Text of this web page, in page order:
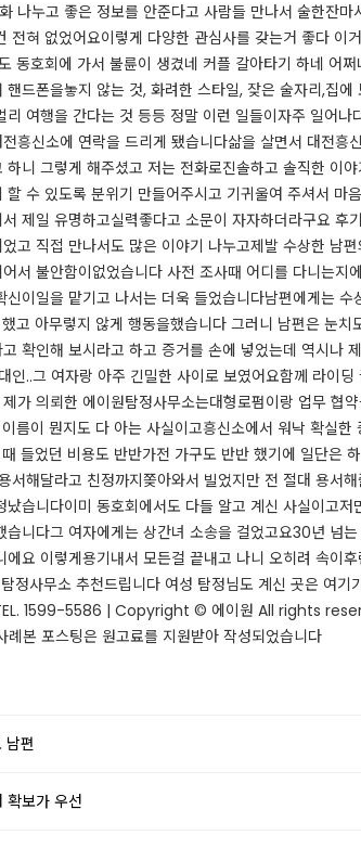
나누고 좋은 정보를 안준다고 사람들 만나서 술한잔
혀 없었어요​​​​이렇게 다양한 관심사를 갖는거 좋다 이
동호회에 가서 불륜이 생겼네 커플 갈아타기 하네 어
드폰을놓지 않는 것, 화려한 스타일, 잦은 술자리,집
여행을 간다는 것 등등 정말 이런 일들이자주 일어
흥신소에 연락을 드리게 됐습니다​​​​​​삶을 살면서 대전
니 그렇게 해주셨고 저는 전화로진솔하고 솔직한 이
수 있도록 분위기 만들어주시고 기귀울여 주셔서 마
제일 유명하고실력좋다고 소문이 자자하더라구요 후
고 직접 만나서도 많은 이야기 나누고제발 수상한 남
서 불안함이없었습니다 사전 조사때 어디를 다니는지
이일을 맡기고 나서는 더욱 들었습니다​남편에게는
고 아무렇지 않게 행동을했습니다 그러니 남편은 눈
확인해 보시라고 하고 증거를 손에 넣었는데 역시나
..그 여자랑 아주 긴밀한 사이로 보였어요함께 라이
가 의뢰한 에이원탐정사무소는대형로펌이랑 업무 협
름이 뭔지도 다 아는 사실이고흥신소에서 워낙 확실
들었던 비용도 반반가전 가구도 반반 했기에 일단은
해달라고 친정까지쫒아와서 빌었지만 전 절대 용서
습니다​이미 동호회에서도 다들 알고 계신 사실이고
니다그 여자에게는 상간녀 소송을 걸었고요​​​​​30년 넘
요 이렇게용기내서 모든걸 끝내고 나니 오히려 속이
정사무소 추천드립니다 여성 탐정님도 계신 곳은 여
1599-5586 | Copyright © 에이원 All rights
본 포스팅은 원고료를 지원받아 작성되었습니다​​​​​​​​
남편
확보가 우선